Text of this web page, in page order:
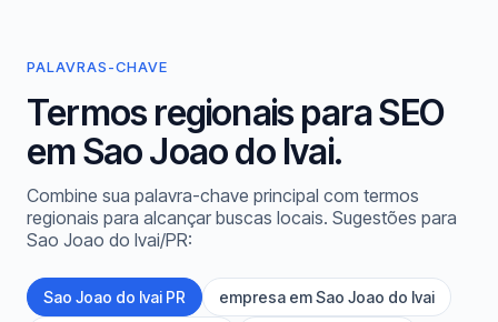
PALAVRAS-CHAVE
Termos regionais para SEO
em Sao Joao do Ivai.
Combine sua palavra-chave principal com termos
regionais para alcançar buscas locais. Sugestões para
Sao Joao do Ivai/PR:
Sao Joao do Ivai PR empresa em Sao Joao do Ivai